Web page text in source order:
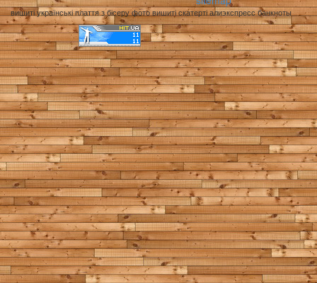
вишиті українські плаття з бісеру фото вишиті скатерті алиэкспресс банкноты